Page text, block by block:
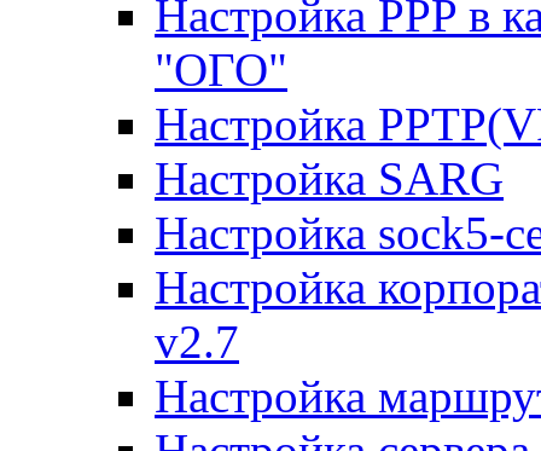
Настройка PPP в
"ОГО"
Настройка
Настройка SARG
Настройка sock5-
Настройка
v2.7
Настройка